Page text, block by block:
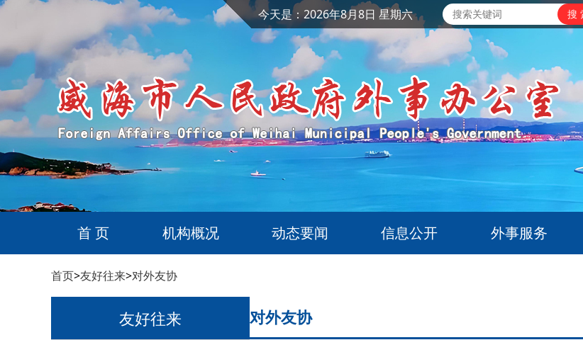
今天是：2026年8月8日 星期六
首 页 机构概况 动态要闻 信息公开 外事服务
首页>友好往来>对外友协
友好往来 对外友协